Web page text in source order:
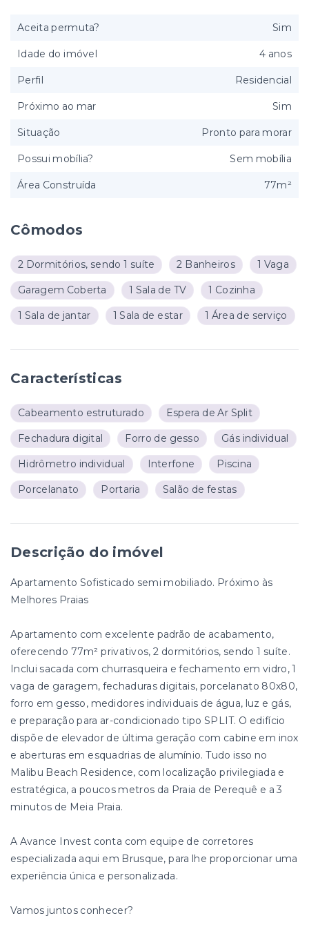
Cômodos
2 Dormitórios, sendo 1 suíte 2 Banheiros 1 Vaga
Garagem Coberta 1 Sala de TV 1 Cozinha
1 Sala de jantar 1 Sala de estar 1 Área de serviço
Características
Cabeamento estruturado Espera de Ar Split
Fechadura digital Forro de gesso Gás individual
Hidrômetro individual Interfone Piscina
Porcelanato Portaria Salão de festas
Descrição do imóvel
Apartamento Sofisticado semi mobiliado. Próximo às
Melhores Praias
Apartamento com excelente padrão de acabamento,
oferecendo 77m² privativos, 2 dormitórios, sendo 1 suíte.
Inclui sacada com churrasqueira e fechamento em vidro, 1
vaga de garagem, fechaduras digitais, porcelanato 80x80,
forro em gesso, medidores individuais de água, luz e gás,
e preparação para ar-condicionado tipo SPLIT. O edifício
dispõe de elevador de última geração com cabine em inox
e aberturas em esquadrias de alumínio. Tudo isso no
Malibu Beach Residence, com localização privilegiada e
estratégica, a poucos metros da Praia de Perequê e a 3
minutos de Meia Praia.
A Avance Invest conta com equipe de corretores
especializada aqui em Brusque, para lhe proporcionar uma
experiência única e personalizada.
Vamos juntos conhecer?
Aceita permuta? Sim
Idade do imóvel 4 anos
Perfil Residencial
Próximo ao mar Sim
Situação Pronto para morar
Possui mobília? Sem mobília
Área Construída 77m²